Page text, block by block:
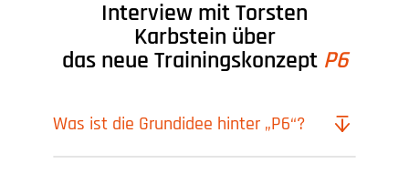
Interview mit Torsten
Karbstein über
das neue Trainingskonzept P6
Was ist die Grundidee hinter „P6“?